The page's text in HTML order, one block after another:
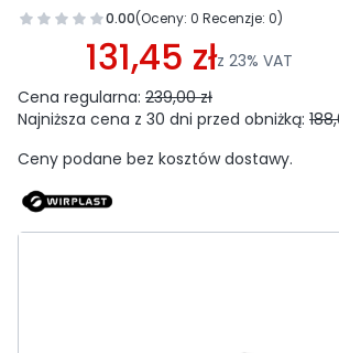
0.00(Oceny: 0 Recenzje: 0)
Przejdź do sekcji Opinie
131,45 złz 23% VAT
Cena regularna: 239,00 zł
Najniższa cena z 30 dni przed obniżką:
Ceny podane bez kosztów dostawy.